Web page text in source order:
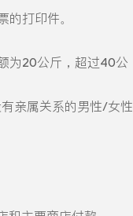
打印件。
为20公斤，超过40公
亲属关系的男性/女性